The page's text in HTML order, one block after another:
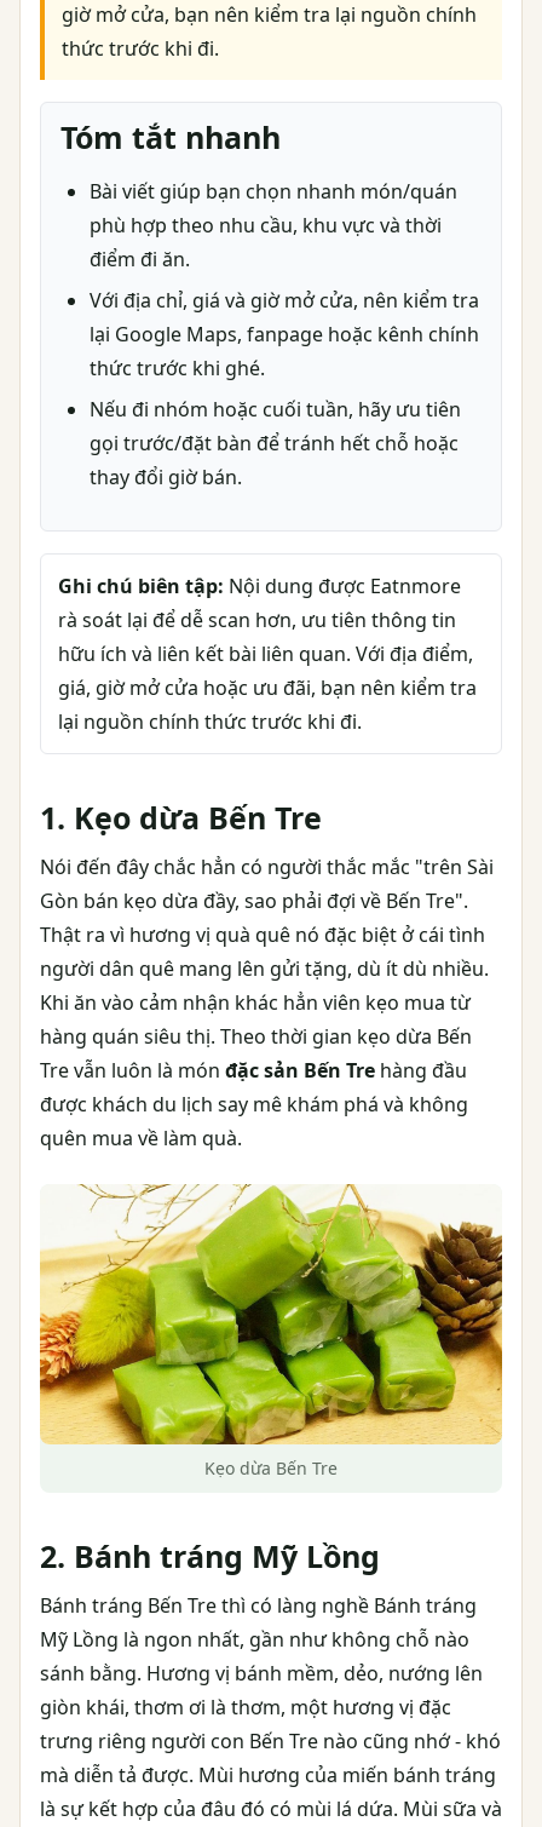
giờ mở cửa, bạn nên kiểm tra lại nguồn chính
thức trước khi đi.
Tóm tắt nhanh
Bài viết giúp bạn chọn nhanh món/quán
phù hợp theo nhu cầu, khu vực và thời
điểm đi ăn.
Với địa chỉ, giá và giờ mở cửa, nên kiểm tra
lại Google Maps, fanpage hoặc kênh chính
thức trước khi ghé.
Nếu đi nhóm hoặc cuối tuần, hãy ưu tiên
gọi trước/đặt bàn để tránh hết chỗ hoặc
thay đổi giờ bán.
Ghi chú biên tập: Nội dung được Eatnmore
rà soát lại để dễ scan hơn, ưu tiên thông tin
hữu ích và liên kết bài liên quan. Với địa điểm,
giá, giờ mở cửa hoặc ưu đãi, bạn nên kiểm tra
lại nguồn chính thức trước khi đi.
1. Kẹo dừa Bến Tre
Nói đến đây chắc hẳn có người thắc mắc "trên Sài
Gòn bán kẹo dừa đầy, sao phải đợi về Bến Tre".
Thật ra vì hương vị quà quê nó đặc biệt ở cái tình
người dân quê mang lên gửi tặng, dù ít dù nhiều.
Khi ăn vào cảm nhận khác hẳn viên kẹo mua từ
hàng quán siêu thị. Theo thời gian kẹo dừa Bến
Tre vẫn luôn là món đặc sản Bến Tre hàng đầu
được khách du lịch say mê khám phá và không
quên mua về làm quà.
Kẹo dừa Bến Tre
2. Bánh tráng Mỹ Lồng
Bánh tráng Bến Tre thì có làng nghề Bánh tráng
Mỹ Lồng là ngon nhất, gần như không chỗ nào
sánh bằng. Hương vị bánh mềm, dẻo, nướng lên
giòn khái, thơm ơi là thơm, một hương vị đặc
trưng riêng người con Bến Tre nào cũng nhớ - khó
mà diễn tả được. Mùi hương của miến bánh tráng
là sự kết hợp của đâu đó có mùi lá dứa. Mùi sữa và